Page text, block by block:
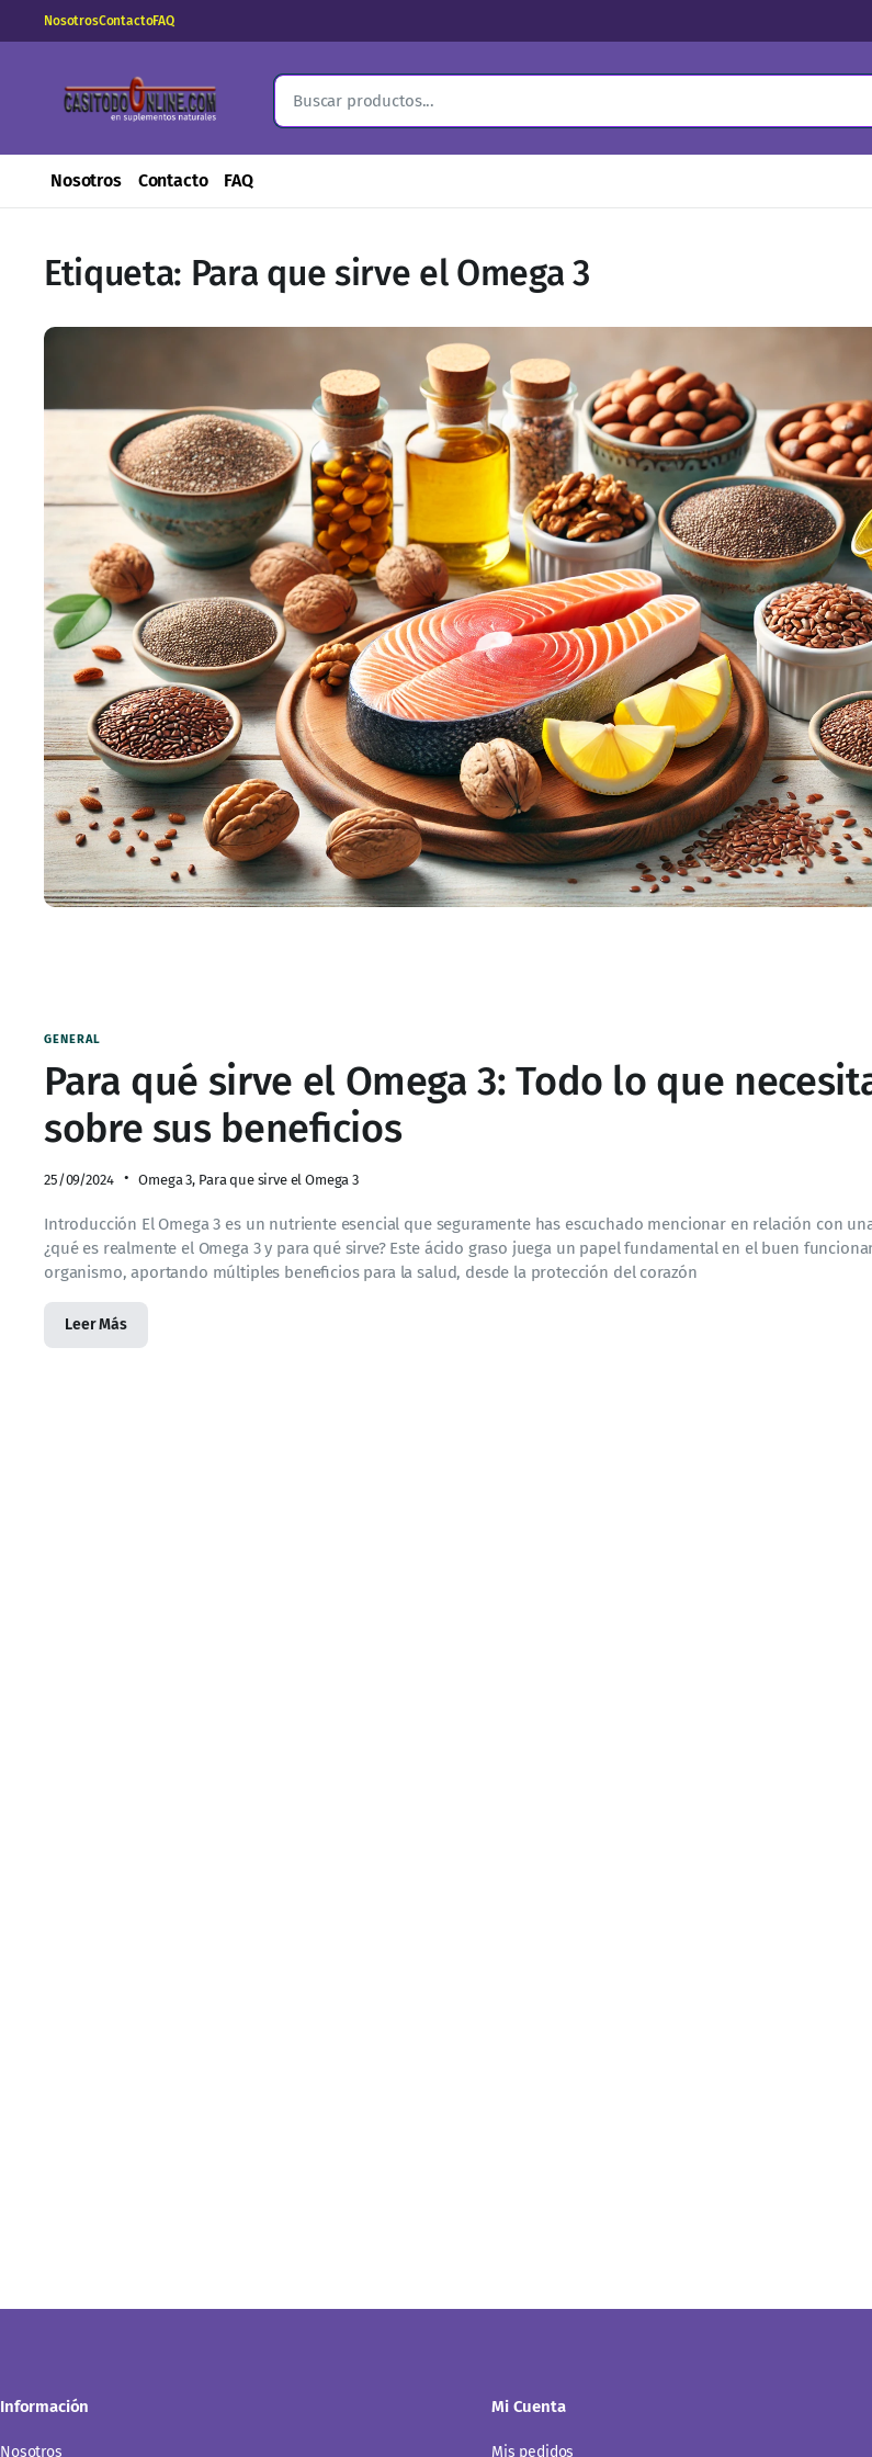
NosotrosContactoFAQ
Nosotros Contacto FAQ
Etiqueta: Para que sirve el Omega 3
GENERAL
Para qué sirve el Omega 3: Todo lo que
sobre sus beneficios
25/09/2024 Omega 3, Para que sirve el Omega 3
Introducción El Omega 3 es un nutriente esencial que seguramente has escuchado mencionar en relación con
¿qué es realmente el Omega 3 y para qué sirve? Este ácido graso juega un papel fundamental en el buen
organismo, aportando múltiples beneficios para la salud, desde la protección del corazón
Leer Más
Información
Nosotros
Mi Cuenta
Mis pedidos